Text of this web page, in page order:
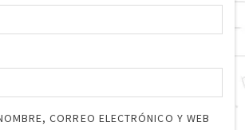
CORREO ELECTRÓNICO Y WEB